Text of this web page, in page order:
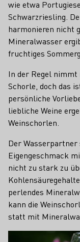
wie etwa
Schwarzriesling.
harmonieren nicht
Mineralwasser
fruchtiges
In der Regel nimmt
Schorle, doch das
persönliche
liebliche Weine
Weinschorlen.
Der
Eigengeschmack
nicht zu stark zu
perlendes
kann die
statt mit